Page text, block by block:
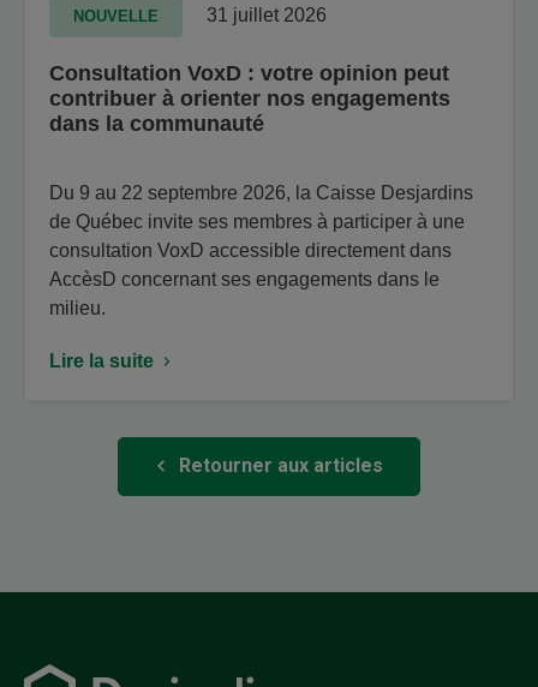
NOUVELLE 31 juillet 2026
Consultation VoxD : votre opinion peut
contribuer à orienter nos engagements
dans la communauté
Du 9 au 22 septembre 2026, la Caisse Desjardins
de Québec invite ses membres à participer à une
consultation VoxD accessible directement dans
AccèsD concernant ses engagements dans le
milieu.
Lire la suite
Retourner aux articles